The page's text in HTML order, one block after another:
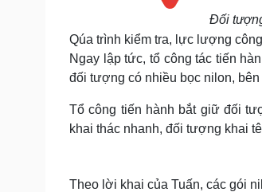
Đối
Qúa trình kiểm tra, lực lượng
Ngay lập tức, tổ công tác tiến
đối tượng có nhiều bọc nilon,
Tổ công tiến hành bắt giữ đối
khai thác nhanh, đối tượng khai
Theo lời khai của Tuấn, các gói